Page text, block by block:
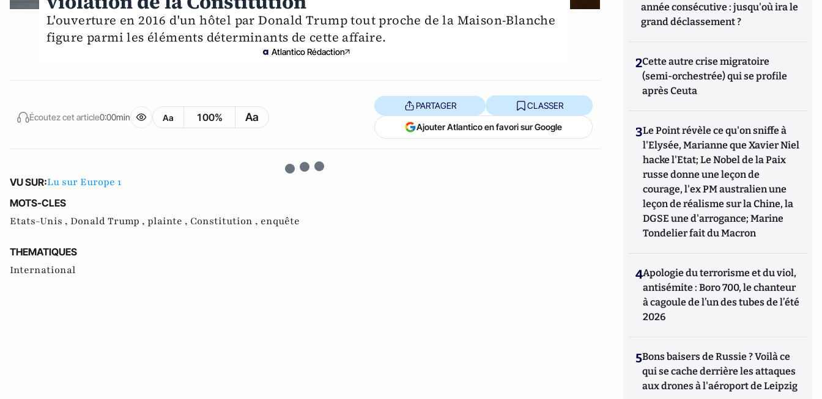
L'ouverture en 2016 d'un hôtel par Donald Trump tout proche de la Maison-Blanche
figure parmi les éléments déterminants de cette affaire.
Atlantico Rédaction
Écoutez cet article0:00min Aa 100% Aa
PARTAGER CLASSER
Ajouter Atlantico en favori sur Google
VU SUR:Lu sur Europe 1
MOTS-CLES
Etats-Unis , Donald Trump , plainte , Constitution , enquête
THEMATIQUES
International
année consécutive : jusqu'où ira le
grand déclassement ?
2Cette autre crise migratoire
(semi-orchestrée) qui se profile
après Ceuta
3Le Point révèle ce qu'on sniffe à
l'Elysée, Marianne que Xavier Niel
hacke l'Etat; Le Nobel de la Paix
russe donne une leçon de
courage, l'ex PM australien une
leçon de réalisme sur la Chine, la
DGSE une d'arrogance; Marine
Tondelier fait du Macron
4Apologie du terrorisme et du viol,
antisémite : Boro 700, le chanteur
à cagoule de l’un des tubes de l’été
2026
5Bons baisers de Russie ? Voilà ce
qui se cache derrière les attaques
aux drones à l'aéroport de Leipzig